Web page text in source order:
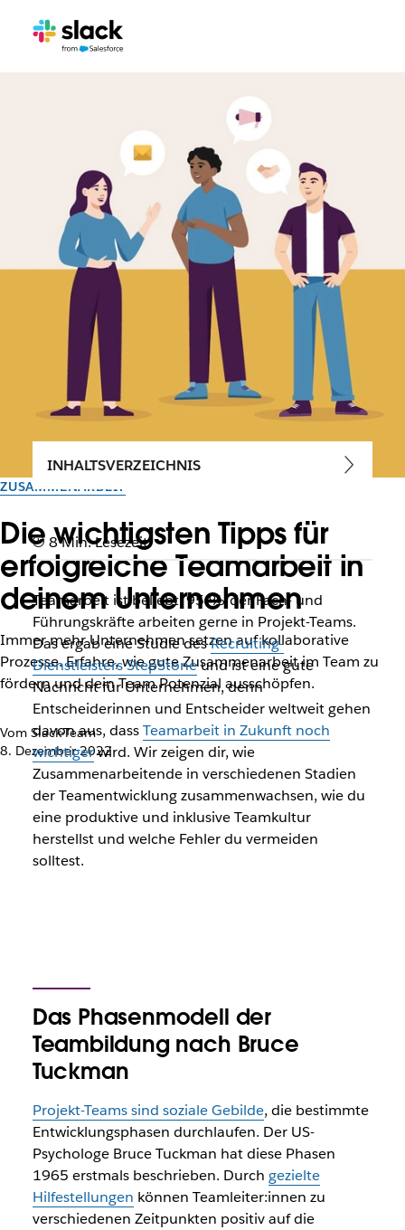
ZUSAMMENARBEIT
Die wichtigsten Tipps für
erfolgreiche Teamarbeit in
deinem Unternehmen
Immer mehr Unternehmen setzen auf kollaborative
Prozesse. Erfahre, wie gute Zusammenarbeit im Team zu
fördern und dein Team Potenzial ausschöpfen.
Vom Slack-Team
8. Dezember 2022
INHALTSVERZEICHNIS
8 Min. Lesezeit
Teamarbeit ist beliebt: 95 % der Fach- und
Führungskräfte arbeiten gerne in Projekt-Teams.
Das ergab eine Studie desRecruiting-
Dienstleisters StepStoneund ist eine gute
Nachricht für Unternehmen, denn
Entscheiderinnen und Entscheider weltweit gehen
davon aus, dassTeamarbeit in Zukunft noch
wichtigerwird. Wir zeigen dir, wie
Zusammenarbeitende in verschiedenen Stadien
der Teamentwicklung zusammenwachsen, wie du
eine produktive und inklusive Teamkultur
herstellst und welche Fehler du vermeiden
solltest.
Das Phasenmodell der
Teambildung nach Bruce
Tuckman
Projekt-Teams sind soziale Gebilde, die bestimmte
Entwicklungsphasen durchlaufen. Der US-
Psychologe Bruce Tuckman hat diese Phasen
1965 erstmals beschrieben. Durch gezielte
Hilfestellungen können Teamleiter:innen zu
verschiedenen Zeitpunkten positiv auf die